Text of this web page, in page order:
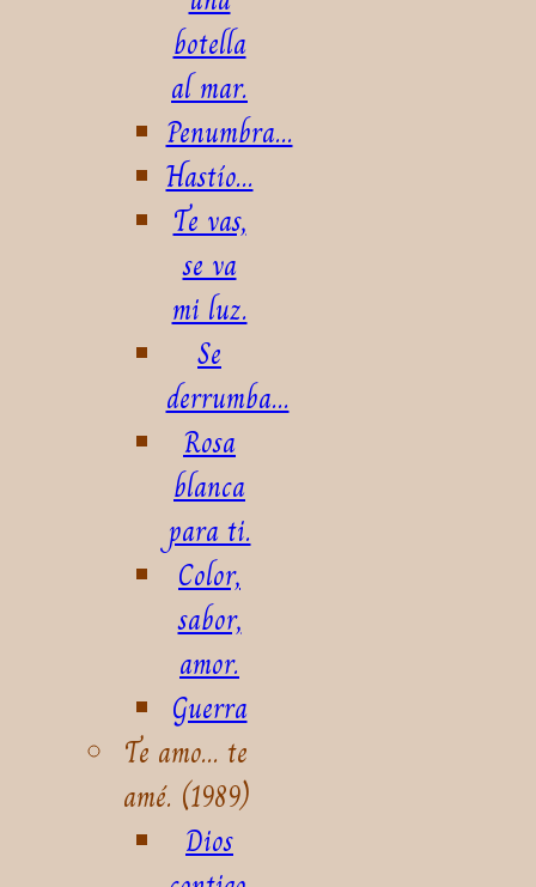
botella
al mar.
Penumbra...
Hastío...
Te vas,
se va
mi luz.
Se
derrumba...
Rosa
blanca
para ti.
Color,
sabor,
amor.
Guerra
Te amo... te
amé. (1989)
Dios